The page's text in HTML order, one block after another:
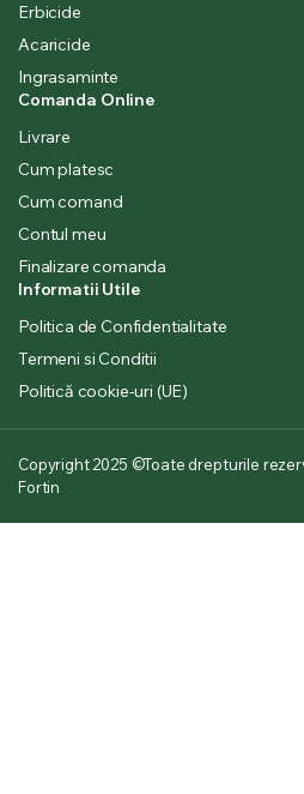
Erbicide
Acaricide
Ingrasaminte
Comanda Online
Livrare
Cum platesc
Cum comand
Contul meu
Finalizare comanda
Informatii Utile
Politica de Confidentialitate
Termeni si Conditii
Politică cookie-uri (UE)
Copyright 2025 ©Toate drepturile
Fortin